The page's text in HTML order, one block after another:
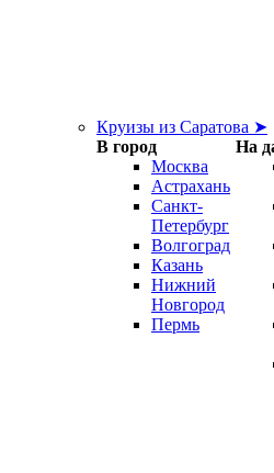
Круизы из Саратова ➤
В город
На
Москва
Астрахань
Санкт-
Петербург
Волгоград
Казань
Нижний
Новгород
Пермь